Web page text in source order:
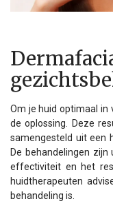
Om je huid optimaal in
de oplossing. Deze
samengesteld uit een
De behandelingen
effectiviteit en het
huidtherapeuten
behandeling is.